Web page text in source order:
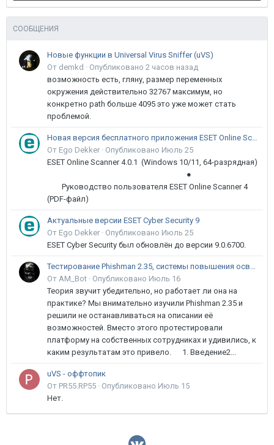
СООБЩЕНИЯ
Новые функции в Universal Virus Sniffer (uVS)
От demkd · Опубликовано 2 часов назад
возможность есть, гляну, размер переменных
окружения действительно 32767 максимум, но
конкретно path больше 4095 это уже может стать
проблемой.
Новая версия бесплатного приложения ESET Online Scanner доступна пользователям
От Ego Dekker · Опубликовано Июль 25
ESET Online Scanner 4.0.1 (Windows 10/11, 64-разрядная)
●
Руководство пользователя ESET Online Scanner 4
(PDF-файл)
Актуальные версии ESET Cyber Security 9
От Ego Dekker · Опубликовано Июль 25
ESET Cyber Security был обновлён до версии 9.0.6700.
Тестирование Phishman 2.35, системы повышения осведомлённости пользователей в сфере ИБ
От AM_Bot · Опубликовано Июль 16
Теория звучит убедительно, но работает ли она на
практике? Мы внимательно изучили Phishman 2.35 и
решили не останавливаться на описании её
возможностей. Вместо этого протестировали
платформу на собственных сотрудниках и удивились, к
каким результатам это привело. 1. Введение2...
uVS - оффтопик
От PR55.RP55 · Опубликовано Июль 15
Нет.